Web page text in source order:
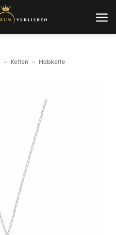
» Ketten » Halskette